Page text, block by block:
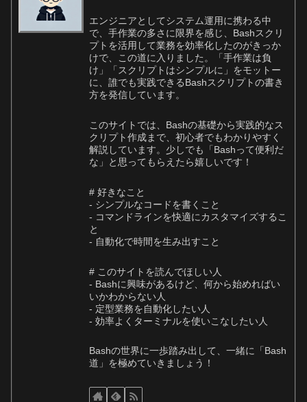
エンジニアとしてシステム運用に携わる中
で、手作業の多さに限界を感じ、Bashスクリ
プトを活用して業務を効率化したのがきっか
けで、この道に入りました。「手作業は負
け」「スクリプトはシンプルに」をモットー
に、誰でも実践できるBashスクリプトの書き
方を発信しています。
このサイトでは、Bashの基礎から実践的なス
クリプト作成まで、初心者でもわかりやすく
解説しています。少しでも「Bashって便利だ
な」と思ってもらえたら嬉しいです！
# 好きなこと
- シンプルなコードを書くこと
- コマンドラインを快適にカスタマイズするこ
と
- 自動化で時間を生み出すこと
# このサイトを読んでほしい人
- Bashに興味があるけど、何から始めればい
いかわからない人
- 定型業務を自動化したい人
- 効率よくターミナルを使いこなしたい人
Bashの世界に一歩踏み出して、一緒に「Bash
道」を極めていきましょう！